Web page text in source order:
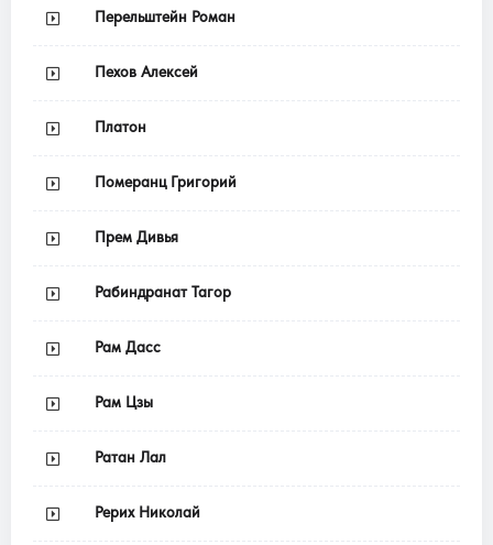
Перельштейн Роман
Пехов Алексей
Платон
Померанц Григорий
Прем Дивья
Рабиндранат Тагор
Рам Дасс
Рам Цзы
Ратан Лал
Рерих Николай